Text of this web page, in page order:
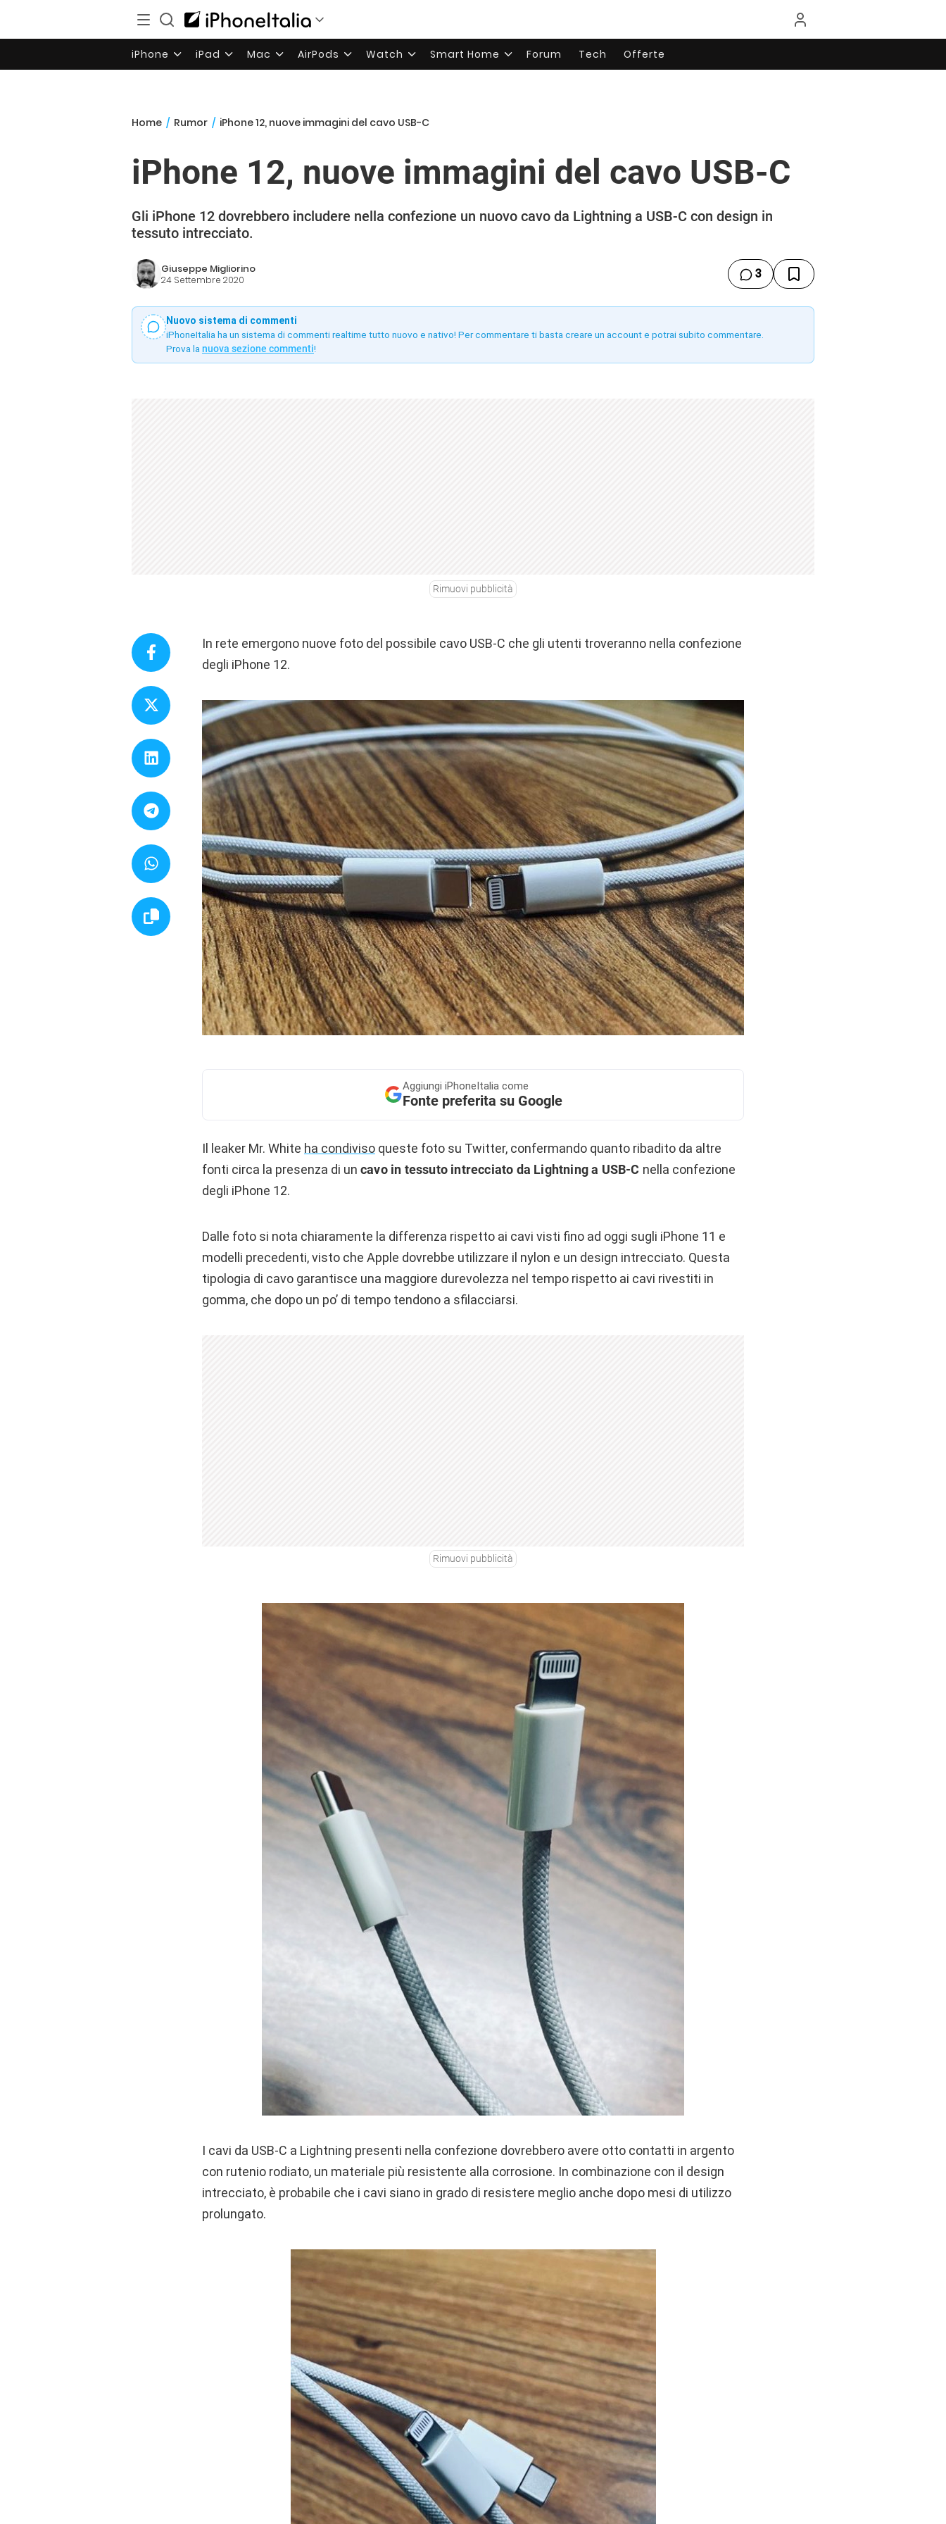
iPhone iPad Mac AirPods Watch Smart Home Forum Tech Offerte
Home / Rumor / iPhone 12, nuove immagini del cavo USB-C
iPhone 12, nuove immagini del cavo USB-C
Gli iPhone 12 dovrebbero includere nella confezione un nuovo cavo da Lightning a USB-C con design in
tessuto intrecciato.
Giuseppe Migliorino
24 Settembre 2020 3
Nuovo sistema di commenti
iPhoneItalia ha un sistema di commenti realtime tutto nuovo e nativo! Per commentare ti basta creare un account e potrai subito commentare.
Prova la nuova sezione commenti!
Rimuovi pubblicità
In rete emergono nuove foto del possibile cavo USB-C che gli utenti troveranno nella confezione
degli iPhone 12.
Aggiungi iPhoneItalia come
Fonte preferita su Google
Il leaker Mr. White ha condiviso queste foto su Twitter, confermando quanto ribadito da altre
fonti circa la presenza di un cavo in tessuto intrecciato da Lightning a USB-C nella confezione
degli iPhone 12.
Dalle foto si nota chiaramente la differenza rispetto ai cavi visti fino ad oggi sugli iPhone 11 e
modelli precedenti, visto che Apple dovrebbe utilizzare il nylon e un design intrecciato. Questa
tipologia di cavo garantisce una maggiore durevolezza nel tempo rispetto ai cavi rivestiti in
gomma, che dopo un po’ di tempo tendono a sfilacciarsi.
Rimuovi pubblicità
I cavi da USB-C a Lightning presenti nella confezione dovrebbero avere otto contatti in argento
con rutenio rodiato, un materiale più resistente alla corrosione. In combinazione con il design
intrecciato, è probabile che i cavi siano in grado di resistere meglio anche dopo mesi di utilizzo
prolungato.